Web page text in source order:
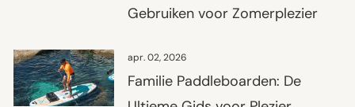
Gebruiken voor Zomerplezier
apr. 02, 2026
Familie Paddleboarden: De